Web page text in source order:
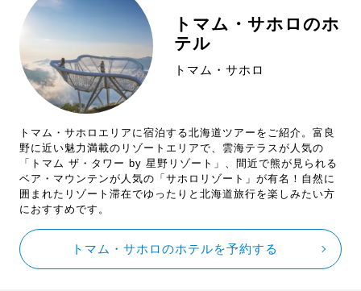
トマム・サホロのホ
テル
トマム・サホロ
トマム・サホロエリアに宿泊する北海道ツアーをご紹介。富良
野に近い魅力満載のリゾートエリアで、雲海テラスが人気の
「トマム ザ・タワー by 星野リゾート」、間近で熊が見られる
ベア・マウンテンが人気の「サホロリゾート」が有名！自然に
囲まれたリゾート滞在でゆったりと北海道旅行を楽しみたい方
におすすめです。
トマム・サホロのホテルを予約する